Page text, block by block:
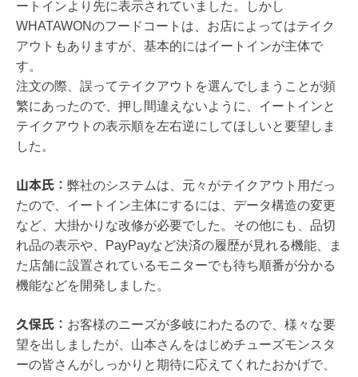
ートインより先に表示されていました。しかし
WHATAWONのフードコートは、お店によってはテイク
アウトもありますが、基本的にはイートインが主体で
す。
注文の際、誤ってテイクアウトを選んでしまうことが頻
繁にあったので、押し間違えないように、イートインと
テイクアウトの表示順を左右逆にしてほしいと要望しま
した。
山本氏： 弊社のシステムは、元々がテイクアウト用だっ
たので、イートイン主体にするには、データ構造の変更
など、大掛かりな改修が必要でした。その他にも、品切
れ品の表示や、PayPayなど決済の履歴が見れる機能、ま
た店舗に設置されているモニターでも待ち順番が分かる
機能などを開発しました。
久保氏： お客様のニーズが多岐にわたるので、様々な要
望を出しましたが、山本さんをはじめチューズモンスタ
ーの皆さんがしっかりと期待に応えてくれたおかげで、